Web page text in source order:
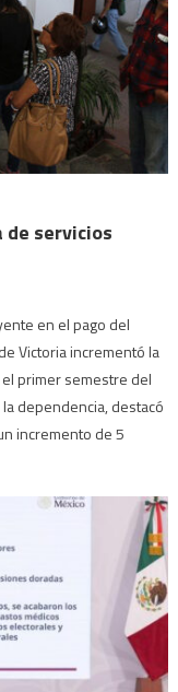
de servicios
en el pago del
Victoria incrementó la
primer semestre del
dependencia, destacó
incremento de 5